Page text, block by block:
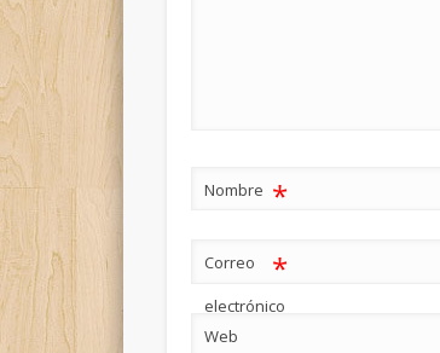
Nombre *
Correo
electrónico
*
Web